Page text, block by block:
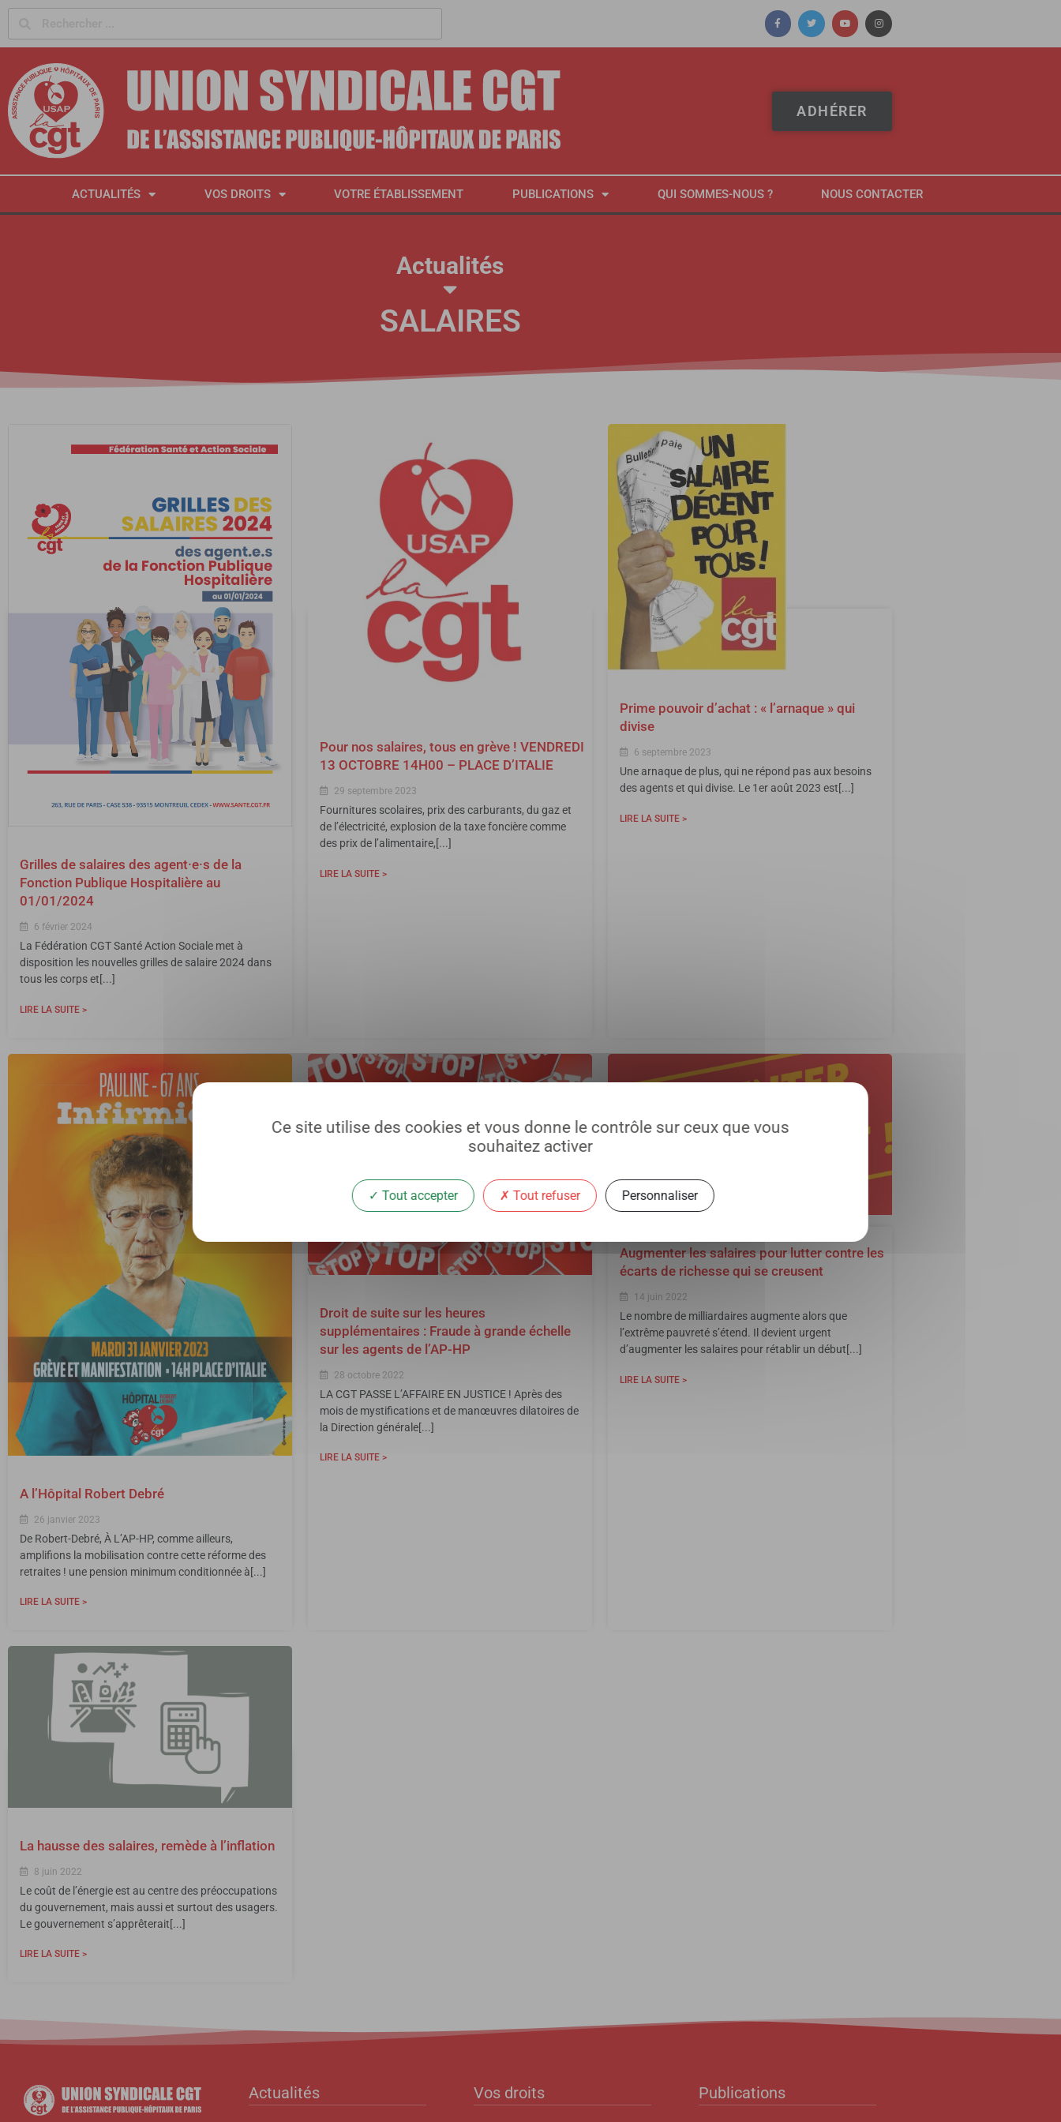
ADHÉRER
ACTUALITÉS VOS DROITS VOTRE ÉTABLISSEMENT PUBLICATIONS QUI SOMMES-NOUS ? NOUS CONTACTER
Actualités
SALAIRES
Grilles de salaires des agent·e·s de la
Fonction Publique Hospitalière au
01/01/2024
6 février 2024
La Fédération CGT Santé Action Sociale met à
disposition les nouvelles grilles de salaire 2024 dans
tous les corps et[...]
LIRE LA SUITE >
Pour nos salaires, tous en grève ! VENDREDI
13 OCTOBRE 14H00 – PLACE D’ITALIE
29 septembre 2023
Fournitures scolaires, prix des carburants, du gaz et
de l’électricité, explosion de la taxe foncière comme
des prix de l’alimentaire,[...]
LIRE LA SUITE >
Prime pouvoir d’achat : « l’arnaque » qui
divise
6 septembre 2023
Une arnaque de plus, qui ne répond pas aux besoins
des agents et qui divise. Le 1er août 2023 est[...]
LIRE LA SUITE >
A l’Hôpital Robert Debré
26 janvier 2023
De Robert-Debré, À L’AP-HP, comme ailleurs,
amplifions la mobilisation contre cette réforme des
retraites ! une pension minimum conditionnée à[...]
LIRE LA SUITE >
Droit de suite sur les heures
supplémentaires : Fraude à grande échelle
sur les agents de l’AP-HP
28 octobre 2022
LA CGT PASSE L’AFFAIRE EN JUSTICE ! Après des
mois de mystifications et de manœuvres dilatoires de
la Direction générale[...]
LIRE LA SUITE >
Augmenter les salaires pour lutter contre les
écarts de richesse qui se creusent
14 juin 2022
Le nombre de milliardaires augmente alors que
l’extrême pauvreté s’étend. Il devient urgent
d’augmenter les salaires pour rétablir un début[...]
LIRE LA SUITE >
La hausse des salaires, remède à l’inflation
8 juin 2022
Le coût de l’énergie est au centre des préoccupations
du gouvernement, mais aussi et surtout des usagers.
Le gouvernement s’apprêterait[...]
LIRE LA SUITE >
Actualités Vos droits Publications
Panneau de gestion des cookies
Ce site utilise des cookies et vous donne le contrôle sur ceux que vous
souhaitez activer
Tout accepter Tout refuser Personnaliser